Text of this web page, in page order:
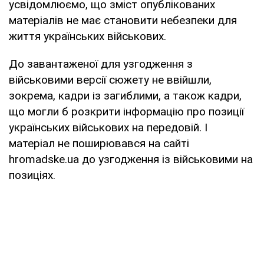
усвідомлюємо, що зміст опублікованих
матеріалів не має становити небезпеки для
життя українських військових.
До завантаженої для узгодження з
військовими версії сюжету не ввійшли,
зокрема, кадри із загиблими, а також кадри,
що могли б розкрити інформацію про позиції
українських військових на передовій. І
матеріал не поширювався на сайті
hromadske.ua до узгодження із військовими на
позиціях.